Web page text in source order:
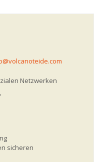
Netzwerken
sicheren